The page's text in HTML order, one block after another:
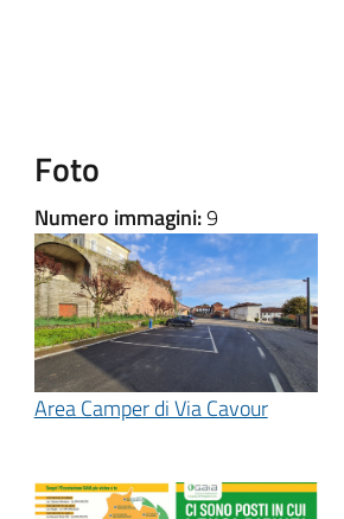
Foto
Numero immagini:9
Area Camper di Via Cavour